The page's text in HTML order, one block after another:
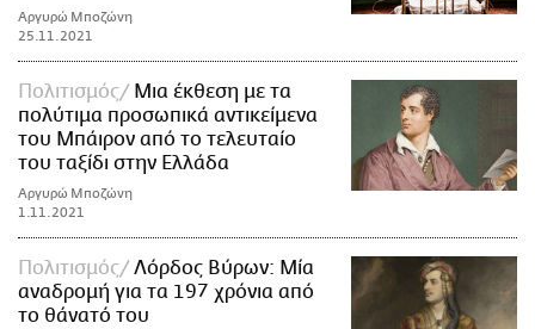
Αργυρώ Μποζώνη
25.11.2021
Πολιτισμός
Μια έκθεση με τα
πολύτιμα προσωπικά αντικείμενα
του Μπάιρον από το τελευταίο
του ταξίδι στην Ελλάδα
Αργυρώ Μποζώνη
1.11.2021
Πολιτισμός
Λόρδος Βύρων: Μία
αναδρομή για τα 197 χρόνια από
το θάνατό του